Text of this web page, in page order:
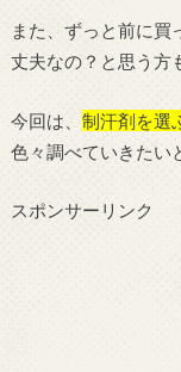
また、ずっと前に買
丈夫なの？と思う方
今回は、 制汗剤を選
色々調べていきたい
スポンサーリンク